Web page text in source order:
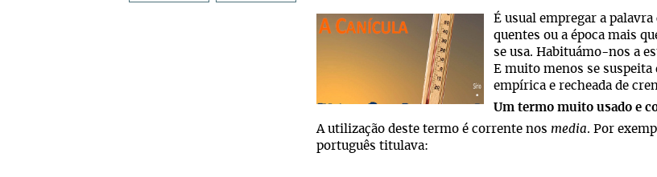
É usual empregar a palavra
quentes ou a época mais
se usa. Habituámo-nos a
E muito menos se suspeita
empírica e recheada de
Um termo muito usado e
A utilização deste termo é corrente nos media. Por
português titulava: